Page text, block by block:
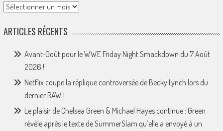
Archives
ARTICLES RÉCENTS
Avant-Goût pour le WWE Friday Night Smackdown du 7 Août
2026 !
Netflix coupe la réplique controversée de Becky Lynch lors du
dernier RAW !
Le plaisir de Chelsea Green & Michael Hayes continue : Green
révèle après le texte de SummerSlam qu’elle a envoyé à un